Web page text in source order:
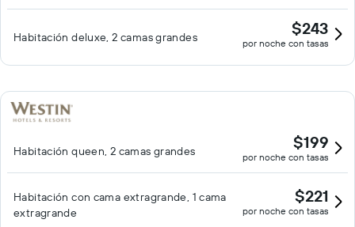
Habitación deluxe, 2 camas grandes $243
por noche con tasas
Habitación queen, 2 camas grandes $199
por noche con tasas
Habitación con cama extragrande, 1 cama
extragrande
$221
por noche con tasas